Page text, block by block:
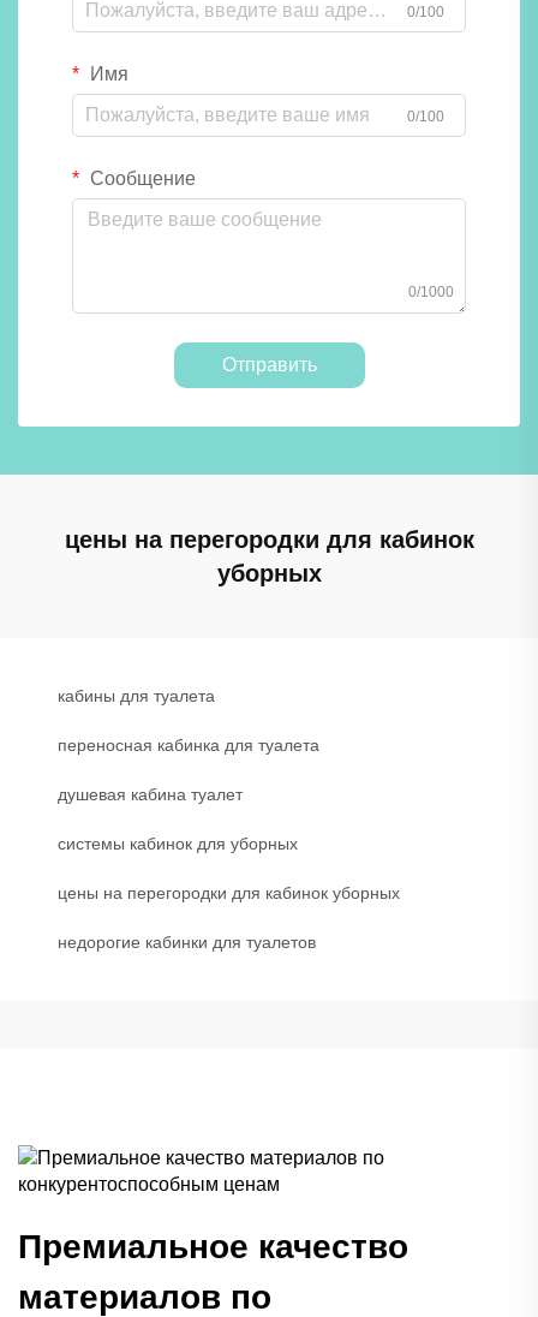
0/100
Имя
0/100
Сообщение
0/1000
Отправить
цены на перегородки для кабинок
уборных
кабины для туалета
переносная кабинка для туалета
душевая кабина туалет
системы кабинок для уборных
цены на перегородки для кабинок уборных
недорогие кабинки для туалетов
Премиальное качество
материалов по